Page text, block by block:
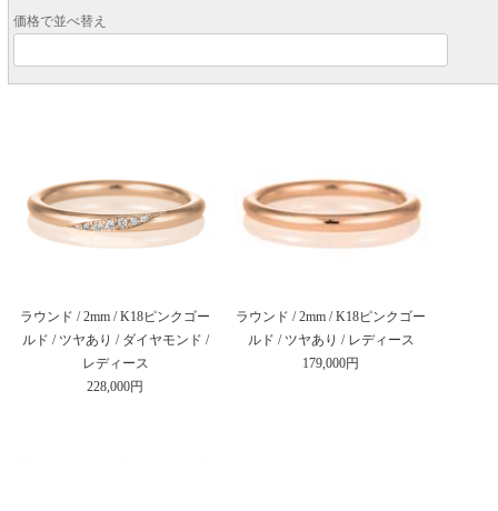
価格で並べ替え
ラウンド / 2mm / K18ピンクゴー
ルド / ツヤあり / ダイヤモンド /
レディース
228,000円
ラウンド / 2mm / K18ピンクゴー
ルド / ツヤあり / レディース
179,000円